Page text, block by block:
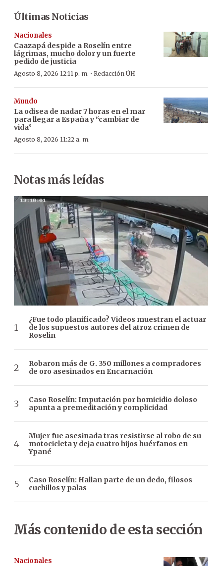
Últimas Noticias
Nacionales
Caazapá despide a Roselín entre
lágrimas, mucho dolor y un fuerte
pedido de justicia
Agosto 8, 2026 12:11 p. m. · Redacción ÚH
Mundo
La odisea de nadar 7 horas en el mar
para llegar a España y “cambiar de
vida”
Agosto 8, 2026 11:22 a. m.
Notas más leídas
¿Fue todo planificado? Videos muestran el actuar
de los supuestos autores del atroz crimen de
Roselin
Robaron más de G. 350 millones a compradores
de oro asesinados en Encarnación
Caso Roselín: Imputación por homicidio doloso
apunta a premeditación y complicidad
Mujer fue asesinada tras resistirse al robo de su
motocicleta y deja cuatro hijos huérfanos en
Ypané
Caso Roselín: Hallan parte de un dedo, filosos
cuchillos y palas
Más contenido de esta sección
Nacionales